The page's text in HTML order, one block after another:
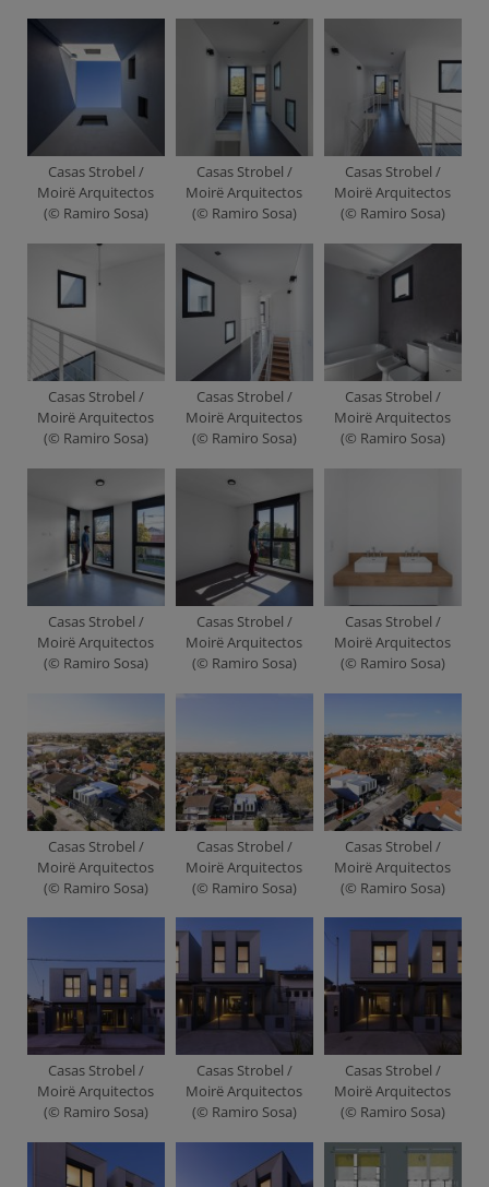
Casas Strobel /
Moirë Arquitectos
(© Ramiro Sosa)
Casas Strobel /
Moirë Arquitectos
(© Ramiro Sosa)
Casas Strobel /
Moirë Arquitectos
(© Ramiro Sosa)
Casas Strobel /
Moirë Arquitectos
(© Ramiro Sosa)
Casas Strobel /
Moirë Arquitectos
(© Ramiro Sosa)
Casas Strobel /
Moirë Arquitectos
(© Ramiro Sosa)
Casas Strobel /
Moirë Arquitectos
(© Ramiro Sosa)
Casas Strobel /
Moirë Arquitectos
(© Ramiro Sosa)
Casas Strobel /
Moirë Arquitectos
(© Ramiro Sosa)
Casas Strobel /
Moirë Arquitectos
(© Ramiro Sosa)
Casas Strobel /
Moirë Arquitectos
(© Ramiro Sosa)
Casas Strobel /
Moirë Arquitectos
(© Ramiro Sosa)
Casas Strobel /
Moirë Arquitectos
(© Ramiro Sosa)
Casas Strobel /
Moirë Arquitectos
(© Ramiro Sosa)
Casas Strobel /
Moirë Arquitectos
(© Ramiro Sosa)